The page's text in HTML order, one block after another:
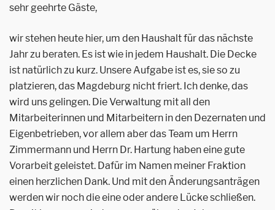
sehr geehrte Gäste,
wir stehen heute hier, um den Haushalt für das nächste
Jahr zu beraten. Es ist wie in jedem Haushalt. Die Decke
ist natürlich zu kurz. Unsere Aufgabe ist es, sie so zu
platzieren, das Magdeburg nicht friert. Ich denke, das
wird uns gelingen. Die Verwaltung mit all den
Mitarbeiterinnen und Mitarbeitern in den Dezernaten und
Eigenbetrieben, vor allem aber das Team um Herrn
Zimmermann und Herrn Dr. Hartung haben eine gute
Vorarbeit geleistet. Dafür im Namen meiner Fraktion
einen herzlichen Dank. Und mit den Änderungsanträgen
werden wir noch die eine oder andere Lücke schließen.